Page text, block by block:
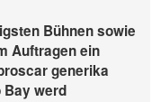
Bühnen sowie
Auftragen ein
generika
Bay werd